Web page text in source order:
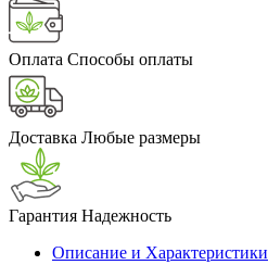
Оплата Способы оплаты
Доставка Любые размеры
Гарантия Надежность
Описание и Характеристики